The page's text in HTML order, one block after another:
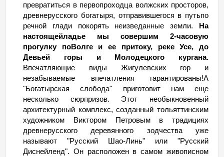
превратиться в первопроходца волжских просторов,
древнерусского богатыря, отправившегося в путьпо
речной глади покорять неизведанные земли. На
настоящейладье мы совершим 2-часовую
прогулку поВолге и ее притоку, реке Усе, до
Девьей горы и Молодецкого кургана.
Впечатляющие виды Жигулевских гор и
незабываемые впечатления гарантированы!А
"Богатырская слобода" приготовит нам еще
несколько сюрпризов. Этот необыкновенный
архитектурный комплекс, созданный тольяттинским
художником Виктором Петровым в традициях
древнерусского деревянного зодчества уже
называют "Русский Шао-Линь" или "Русский
Диснейленд". Он расположен в самом живописном